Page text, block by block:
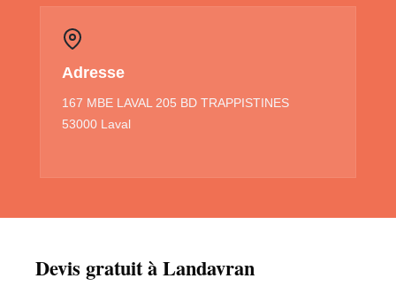
Adresse
167 MBE LAVAL 205 BD TRAPPISTINES
53000 Laval
Devis gratuit à Landavran